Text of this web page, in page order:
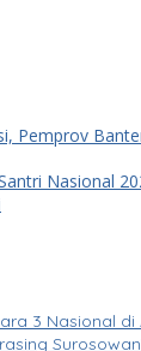
Pemprov
Nasional
3 Nasional di